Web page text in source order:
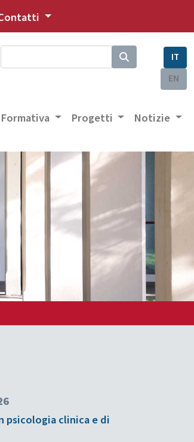
IT
EN
Progetti Notizie
clinica e di